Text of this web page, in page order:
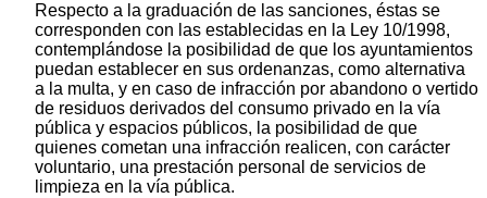
Respecto a la graduación de las sanciones, éstas se
corresponden con las establecidas en la Ley 10/1998,
contemplándose la posibilidad de que los ayuntamientos
puedan establecer en sus ordenanzas, como alternativa
a la multa, y en caso de infracción por abandono o vertido
de residuos derivados del consumo privado en la vía
pública y espacios públicos, la posibilidad de que
quienes cometan una infracción realicen, con carácter
voluntario, una prestación personal de servicios de
limpieza en la vía pública.